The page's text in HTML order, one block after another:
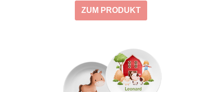
ZUM PRODUKT